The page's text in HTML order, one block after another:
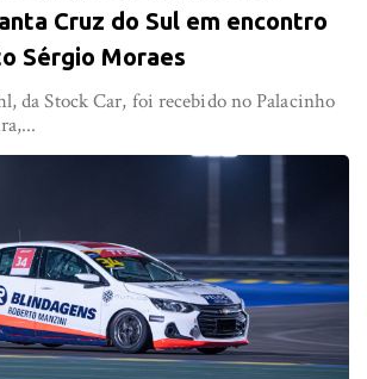
Cruz do Sul em encontro
Sérgio Moraes
da Stock Car, foi recebido no Palacinho